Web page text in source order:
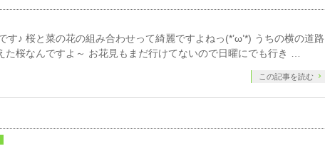
す♪ 桜と菜の花の組み合わせって綺麗ですよねっ(*’ω’*) うちの横の道路
た桜なんですよ～ お花見もまだ行けてないので日曜にでも行き …
この記事を読む